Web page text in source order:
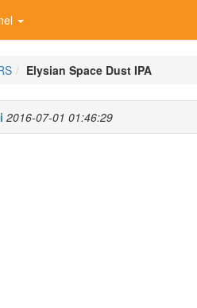
Elysian Space Dust IPA
2016-07-01 01:46:29